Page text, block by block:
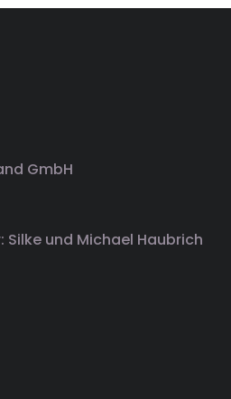
GmbH
und Michael Haubrich